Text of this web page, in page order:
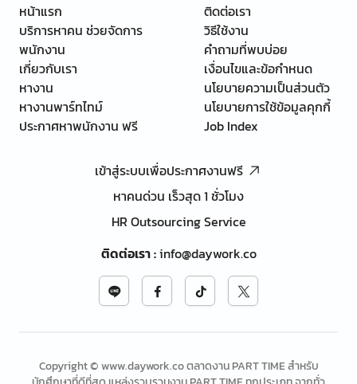
หน้าแรก
บริการหาคน ช่วยจัดการ
พนักงาน
เกี่ยวกับเรา
หางาน
หางานพาร์ทไทม์
ประกาศหาพนักงาน ฟรี
ติดต่อเรา
วิธีใช้งาน
คำถามที่พบบ่อย
เงื่อนไขและข้อกำหนด
นโยบายความเป็นส่วนตัว
นโยบายการใช้ข้อมูลคุกกี้
Job Index
เข้าสู่ระบบเพื่อประกาศงานฟรี
หาคนด่วน เร็วสุด 1 ชั่วโมง
HR Outsourcing Service
ติดต่อเรา:info@daywork.co
Copyright © www.daywork.co ตลาดงาน PART TIME สำหรับ